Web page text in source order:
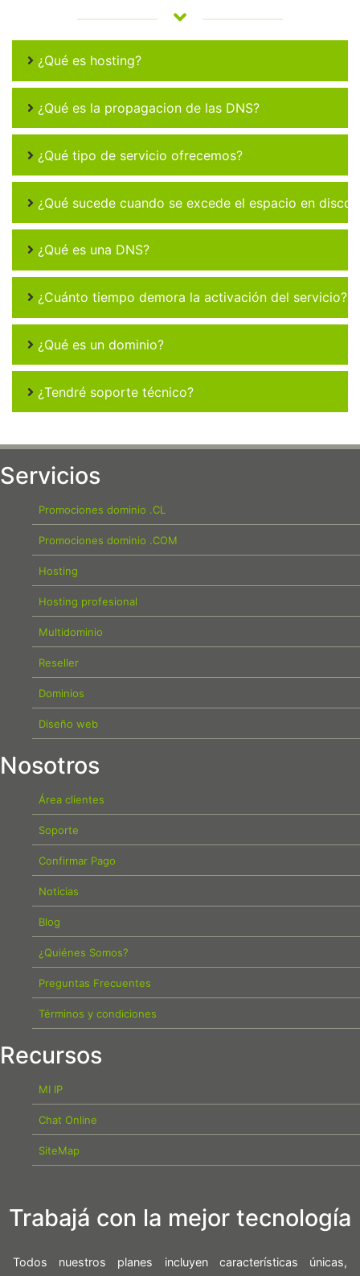
¿Qué es hosting?
¿Qué es la propagacion de las DNS?
¿Qué tipo de servicio ofrecemos?
¿Qué sucede cuando se excede el espacio en disco
¿Qué es una DNS?
¿Cuánto tiempo demora la activación del servicio?
¿Qué es un dominio?
¿Tendré soporte técnico?
Servicios
Promociones dominio .CL
Promociones dominio .COM
Hosting
Hosting profesional
Multidominio
Reseller
Dominios
Diseño web
Nosotros
Área clientes
Soporte
Confirmar Pago
Noticias
Blog
¿Quiénes Somos?
Preguntas Frecuentes
Términos y condiciones
Recursos
MI IP
Chat Online
SiteMap
Trabajá con la mejor tecnología
Todos nuestros planes incluyen características únicas,